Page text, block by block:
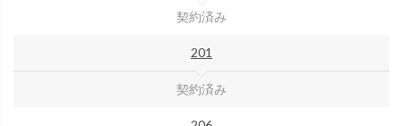
契約済み
201
契約済み